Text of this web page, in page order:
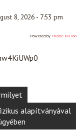
8, 2026 - 7:53 pm
Powered by Theme Mason
alapítványával